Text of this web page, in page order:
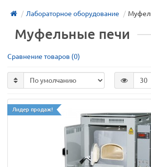
Лабораторное оборудование
Муфельные печи
Сравнение товаров (0)
Лидер продаж!